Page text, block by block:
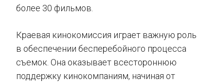
более 30 фильмов.
Краевая кинокомиссия играет важную роль
в обеспечении бесперебойного процесса
съемок. Она оказывает всестороннюю
поддержку кинокомпаниям, начиная от